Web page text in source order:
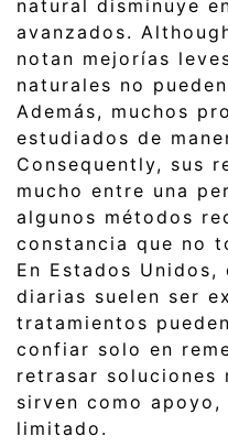
natural disminuye
avanzados.
notan mejorías
naturales no
Además, muchos
estudiados de
Consequently, sus
mucho entre una
algunos métodos
constancia que no
En Estados
diarias suelen ser
tratamientos
confiar solo en
retrasar soluciones
sirven como
limitado.